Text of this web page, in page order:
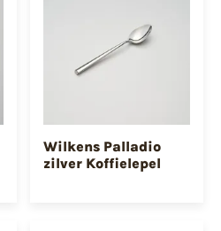
Wilkens Palladio
zilver Koffielepel